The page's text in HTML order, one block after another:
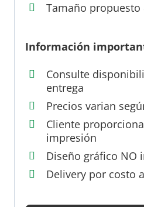
Tamaño propuesto
Información
Consulte
entrega
Precios varian
Cliente
impresión
Diseño gráfico NO
Delivery por costo